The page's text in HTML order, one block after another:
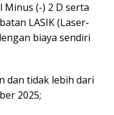
Minus (-) 2 D serta
LASIK (Laser-
biaya sendiri
dan tidak lebih dari
2025;